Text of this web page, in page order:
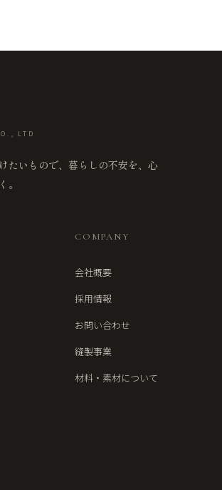
LTD
たいもので、暮らしの不安を、心
。
COMPANY
会社概要
採用情報
お問い合わせ
縫製事業
材料・素材について